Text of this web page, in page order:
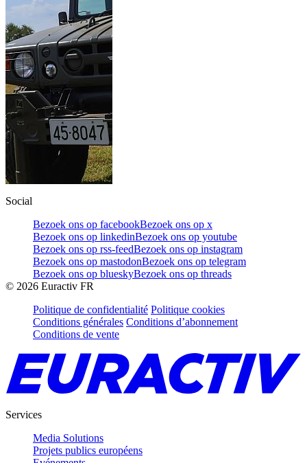
Social
Bezoek ons op facebookBezoek ons op x
Bezoek ons op linkedinBezoek ons op youtube
Bezoek ons op rss-feedBezoek ons op instagram
Bezoek ons op mastodonBezoek ons op telegram
Bezoek ons op blueskyBezoek ons op threads
© 2026 Euractiv FR
Politique de confidentialité Politique cookies
Conditions générales Conditions d’abonnement
Conditions de vente
Services
Media Solutions
Projets publics européens